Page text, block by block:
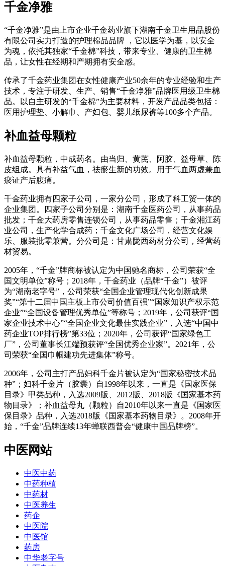
千金净雅
“千金净雅”是由上市企业千金药业旗下湖南千金卫生用品股份
有限公司实力打造的护理棉品品牌 ，它以医学为基，以安全
为魂，依托其独家“千金棉”科技，带来专业、健康的卫生棉
品，让女性在经期和产期拥有安全感。
传承了千金药业集团在女性健康产业50余年的专业经验和生产
技术，专注于研发、生产、销售“千金净雅”品牌医用级卫生棉
品。以自主研发的“千金棉”为主要材料，开发产品品类包括：
医用护理垫、小解巾、产妇包、婴儿纸尿裤等100多个产品。
补血益母颗粒
补血益母颗粒，中成药名。由当归、黄芪、阿胶、益母草、陈
皮组成。具有补益气血，祛瘀生新的功效。用于气血两虚兼血
瘀证产后腹痛。
千金药业拥有四家子公司，一家分公司，形成了科工贸一体的
企业集团。四家子公司分别是：湖南千金医药公司，从事药品
批发；千金大药房零售连锁公司，从事药品零售；千金湘江药
业公司，生产化学合成药；千金文化广场公司，经营文化娱
乐、服装批零兼营。分公司是：甘肃陇西药材分公司，经营药
材贸易。
2005年，“千金”牌商标被认定为中国驰名商标，公司荣获“全
国文明单位”称号；2018年，千金药业（品牌“千金”）被评
为“湖南老字号”，公司荣获“全国企业管理现代化创新成果
奖”“第十二届中国主板上市公司价值百强”“国家知识产权示范
企业”“全国设备管理优秀单位”等称号；2019年，公司获评“国
家企业技术中心”“全国企业文化最佳实践企业”，入选“中国中
药企业TOP排行榜”第33位；2020年，公司获评“国家绿色工
厂”，公司董事长江端预获评“全国优秀企业家”。2021年，公
司荣获“全国巾帼建功先进集体”称号。
2006年，公司主打产品妇科千金片被认定为“国家秘密技术品
种”；妇科千金片（胶囊）自1998年以来，一直是《国家医保
目录》甲类品种，入选2009版、2012版、2018版《国家基本药
物目录》；补血益母丸（颗粒）自2010年以来一直是《国家医
保目录》品种，入选2018版《国家基本药物目录》。2008年开
始，“千金”品牌连续13年蝉联西普会“健康中国品牌榜”。
中医网站
中医中药
中药种植
中药材
中医养生
药企
中医院
中医馆
药房
中华老字号